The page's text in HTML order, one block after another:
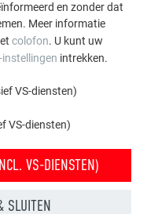
'made by PREFA'.
en zonder dat
Meer informatie
colofon. U kunt uw
intrekken.
VS-diensten)
VS-diensten)
VS-DIENSTEN)
SLUITEN